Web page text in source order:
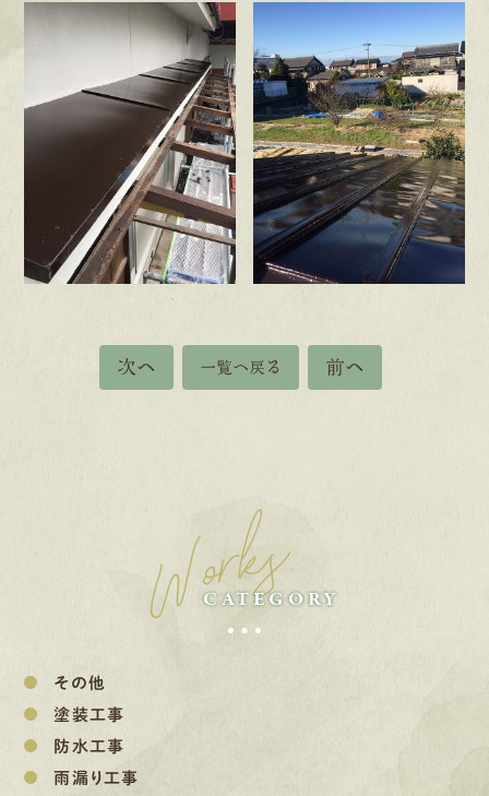
次へ 一覧へ戻る 前へ
Works
CATEGORY
その他
塗装工事
防水工事
雨漏り工事